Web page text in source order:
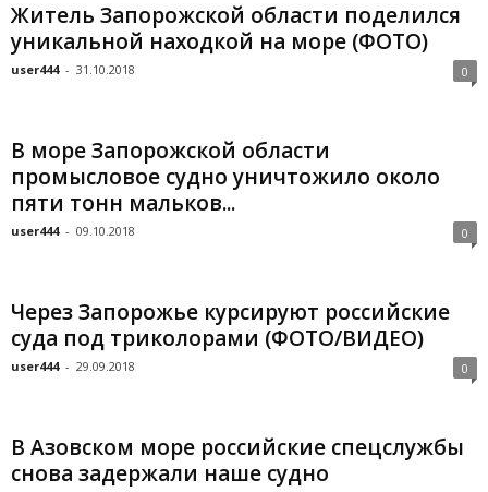
Житель Запорожской области поделился
уникальной находкой на море (ФОТО)
user444 - 31.10.2018 0
В море Запорожской области
промысловое судно уничтожило около
пяти тонн мальков...
user444 - 09.10.2018 0
Через Запорожье курсируют российские
суда под триколорами (ФОТО/ВИДЕО)
user444 - 29.09.2018 0
В Азовском море российские спецслужбы
снова задержали наше судно